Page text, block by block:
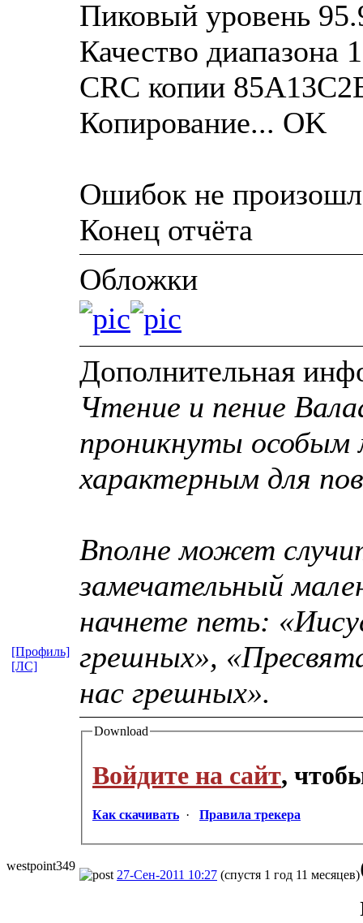
Пиковый уровень
Качество диапазона
CRC копии
Копирование... OK
Ошибок не
Конец отчёта
Обложки
Дополнительная
Чтение и пение
проникнуты особым
характерным для
Вполне может
замечательный
начнете петь:
грешных»,
нас грешных».
Download
Войдите на сайт,
Как скачивать · Правила трекера
[Профиль]
[ЛС]
westpoint349
27-Сен-2011 10:27 (спустя 1 год 11 месяцев)